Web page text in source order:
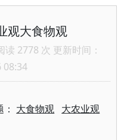
观大食物观
读 2778 次 更新时间：
08:34
大食物观 大农业观